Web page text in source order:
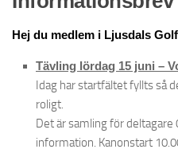
Hej du medlem i Ljusdals
Tävling lördag 15 juni –
Idag har startfältet fyllts så
roligt.
Det är samling för
information. Kanonstart